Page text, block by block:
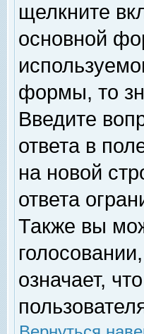
щелкните
основной
формы, то
Введите
ответа в
на новой
ответа
Также вы
означает,